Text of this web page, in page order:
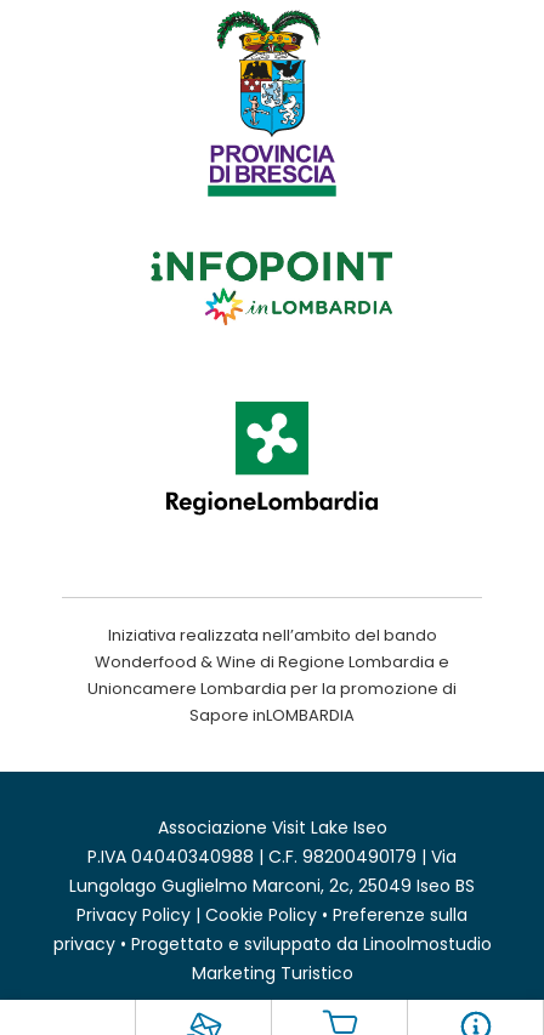
Iniziativa realizzata nell’ambito del bando
Wonderfood & Wine di Regione Lombardia e
Unioncamere Lombardia per la promozione di
Sapore inLOMBARDIA
Associazione Visit Lake Iseo
P.IVA 04040340988 | C.F. 98200490179 | Via
Lungolago Guglielmo Marconi, 2c, 25049 Iseo BS
Privacy Policy | Cookie Policy • Preferenze sulla
privacy• Progettato e sviluppato da Linoolmostudio
Marketing Turistico